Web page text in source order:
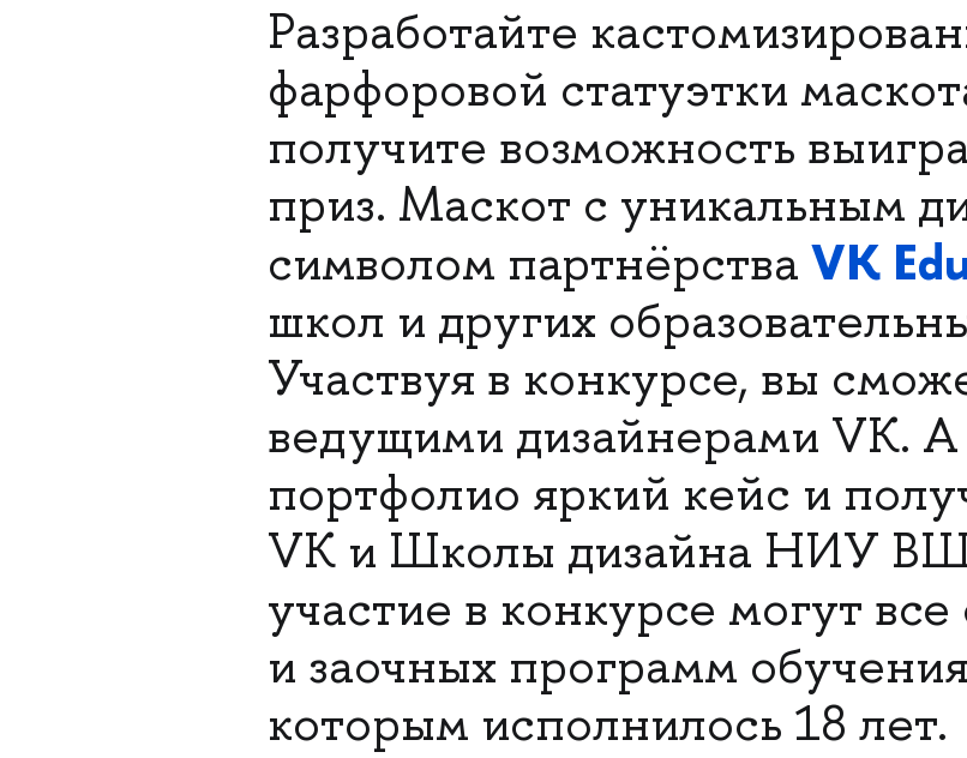
Разработайте
фарфоровой статуэтки
получите возможность
приз. Маскот с уникальным
символом партнёрства VK
школ и других
Участвуя в конкурсе, вы
ведущими дизайнерами VK. А
портфолио яркий кейс и
VK и Школы дизайна НИУ
участие в конкурсе могут
и заочных программ
которым исполнилось 18 лет.